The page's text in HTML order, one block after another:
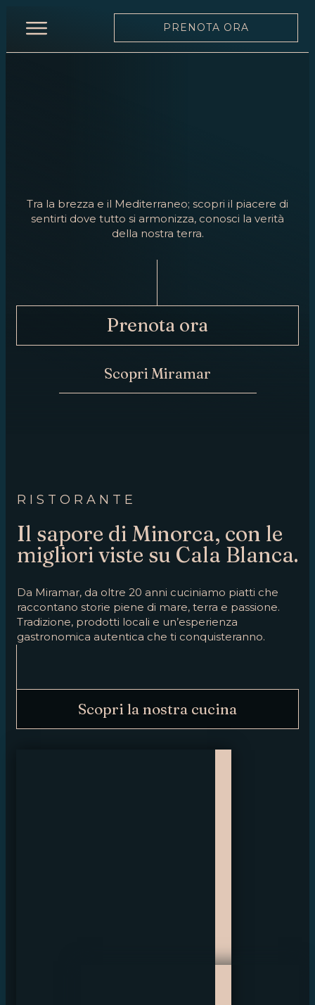
INIZIO
SQUADRA
PRENOTA
PRENOTA ORA
Tra la brezza e il Mediterraneo; scopri il piacere di
sentirti dove tutto si armonizza, conosci la verità
della nostra terra.
Prenota ora
Scopri Miramar
RISTORANTE
Il sapore di Minorca, con le
migliori viste su Cala Blanca.
Da Miramar, da oltre 20 anni cuciniamo piatti che
raccontano storie piene di mare, terra e passione.
Tradizione, prodotti locali e un’esperienza
gastronomica autentica che ti conquisteranno.
Scopri la nostra cucina